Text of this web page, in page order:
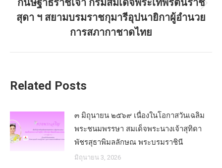
Next
post:
กนิษฐาธิราชเจ้า กรมสมเด็จพระเทพรัตนราช
สุดา ฯ สยามบรมราชกุมารีอุปนายิกาผู้อำนวย
การสภากาชาดไทย
Related Posts
๓ มิถุนายน ๒๕๖๙ เนื่องในโอกาสวันเฉลิม
พระชนมพรรษา สมเด็จพระนางเจ้าสุทิดา
พัชรสุธาพิมลลักษณ พระบรมราชินี
มิถุนายน 3, 2026